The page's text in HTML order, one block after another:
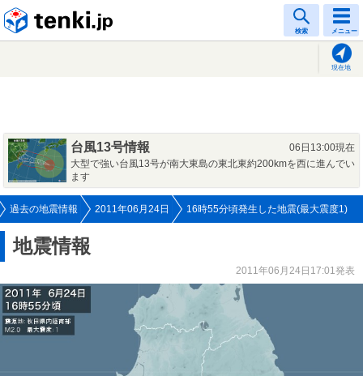
検索 メニュー
現在地
台風13号情報
06日13:00現在
大型で強い台風13号が南大東島の東北東約200kmを西に進んでい
ます
過去の地震情報 2011年06月24日 16時55分頃発生した地震(最大震度1)
地震情報
2011年06月24日17:01発表